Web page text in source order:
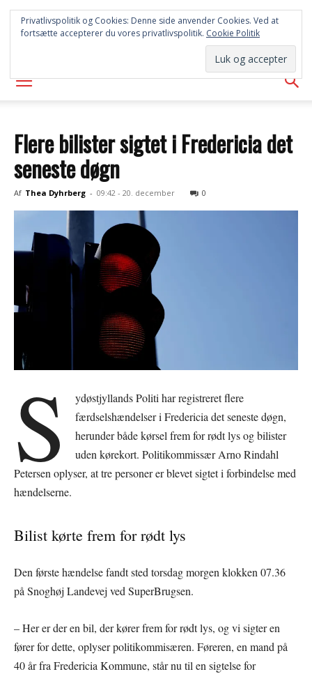
SYD
AVISEN
Flere bilister sigtet i Fredericia det
seneste døgn
Af Thea Dyhrberg - 09:42 - 20. december 0
S
ydøstjyllands Politi har registreret flere
færdselshændelser i Fredericia det seneste døgn,
herunder både kørsel frem for rødt lys og bilister
uden kørekort. Politikommissær Arno Rindahl
Petersen oplyser, at tre personer er blevet sigtet i forbindelse med
hændelserne.
Bilist kørte frem for rødt lys
Den første hændelse fandt sted torsdag morgen klokken 07.36
på Snoghøj Landevej ved SuperBrugsen.
– Her er der en bil, der kører frem for rødt lys, og vi sigter en
fører for dette, oplyser politikommisæren. Føreren, en mand på
40 år fra Fredericia Kommune, står nu til en sigtelse for
Privatlivspolitik og Cookies: Denne side anvender Cookies. Ved at
fortsætte accepterer du vores privatlivspolitik. Cookie Politik